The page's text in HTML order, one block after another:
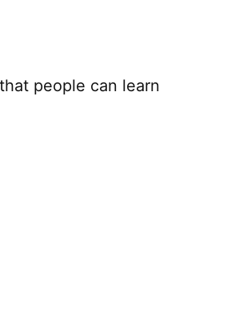
people can learn